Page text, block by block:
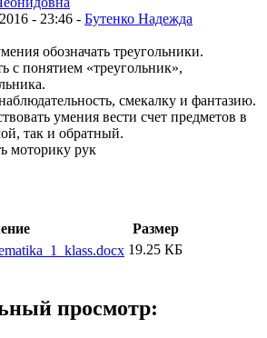
- 23:46 - Бутенко Надежда
обозначать треугольники.
с понятием «треугольник»,
смекалку и фантазию.
умения вести счет предметов в
так и обратный.
моторику рук
Размер
19.25 КБ
просмотр: